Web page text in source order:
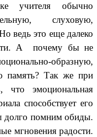
учителя обычно
слуховую,
ведь это еще далеко
А почему бы не
образную,
память? Так же при
эмоциональная
способствует его
долго помним обиды.
мгновения радости.